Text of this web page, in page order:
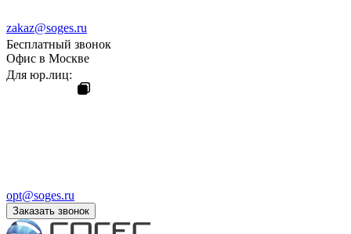
zakaz@soges.ru
Бесплатный звонок
Офис в Москве
Для юр.лиц:
opt@soges.ru
Заказать звонок